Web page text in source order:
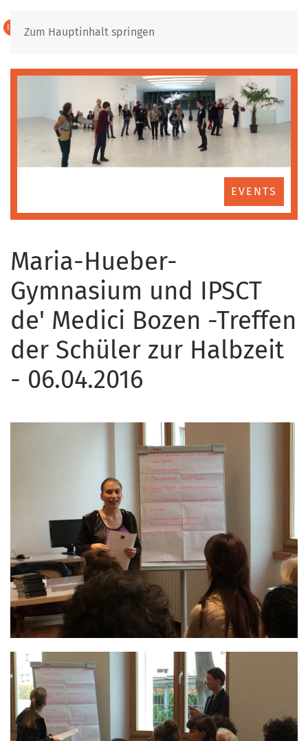
Zum Hauptinhalt springen
IT DE
EVENTS
Maria-Hueber-
Gymnasium und IPSCT
de' Medici Bozen -Treffen
der Schüler zur Halbzeit
- 06.04.2016